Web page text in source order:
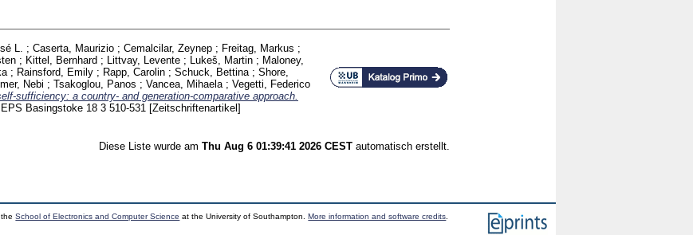
L. ; Caserta, Maurizio ; Cemalcilar, Zeynep ; Freitag, Markus ;
; Kittel, Bernhard ; Littvay, Levente ; Lukeš, Martin ; Maloney,
; Rainsford, Emily ; Rapp, Carolin ; Schuck, Bettina ; Shore,
Nebi ; Tsakoglou, Panos ; Vancea, Mihaela ; Vegetti, Federico
sufficiency: a country- and generation-comparative approach.
Basingstoke 18 3 510-531 [Zeitschriftenartikel]
Diese Liste wurde am Thu Aug 6 01:39:41 2026 CEST automatisch erstellt.
theSchool of Electronics and Computer Science at the University of Southampton.More information and software credits